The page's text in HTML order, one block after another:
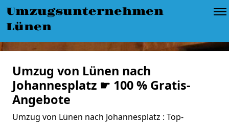
Umzugsunternehmen
Lünen
Umzug von Lünen nach
Johannesplatz ☛ 100 % Gratis-
Angebote
Umzug von Lünen nach Johannesplatz : Top-